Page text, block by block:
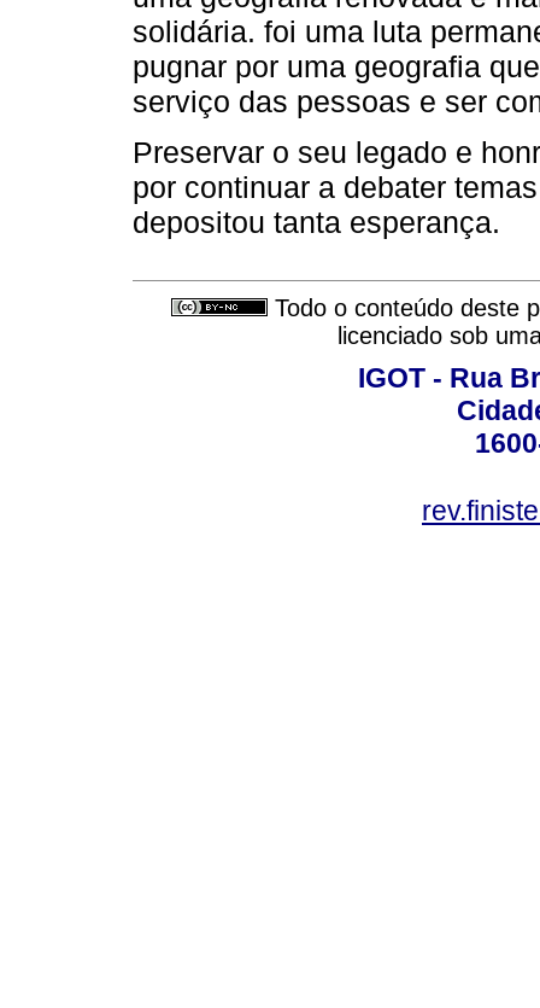
solidária. foi uma luta
pugnar por uma geografia
serviço das pessoas e ser
Preservar o seu legado e
por continuar a debater
depositou tanta esperança.
Todo o conteúdo deste
licenciado sob
IGOT - Rua